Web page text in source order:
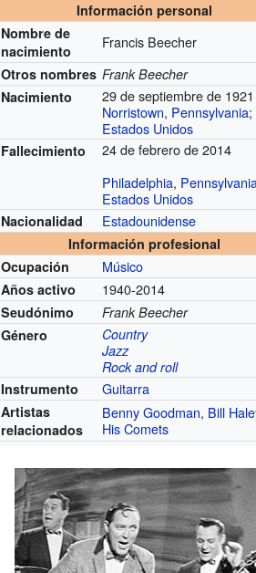
Información personal
Nombre de
nacimiento
Francis Beecher
Otros nombres Frank Beecher
Nacimiento
29 de septiembre de 1921
Norristown, Pennsylvania;
Estados Unidos
Fallecimiento
24 de febrero de 2014
Philadelphia,
Estados Unidos
Nacionalidad Estadounidense
Información profesional
Ocupación
Músico
Años activo 1940-2014
Seudónimo
Frank Beecher
Género
Country
Jazz
Rock and roll
Instrumento
Guitarra
Artistas
relacionados
Benny Goodman, Bill
His Comets